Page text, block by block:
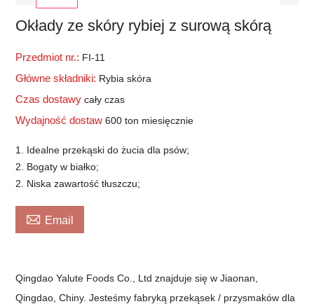
Okłady ze skóry rybiej z surową skórą
Przedmiot nr.: FI-11
Główne składniki: Rybia skóra
Czas dostawycały czas
Wydajność dostaw600 ton miesięcznie
1. Idealne przekąski do żucia dla psów;
2. Bogaty w białko;
2. Niska zawartość tłuszczu;
 Email
Qingdao Yalute Foods Co., Ltd znajduje się w Jiaonan,
Qingdao, Chiny. Jesteśmy fabryką przekąsek / przysmaków dla